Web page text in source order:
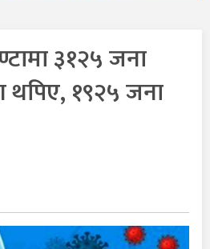
३१२५ जना
थपिए, १९२५ जना